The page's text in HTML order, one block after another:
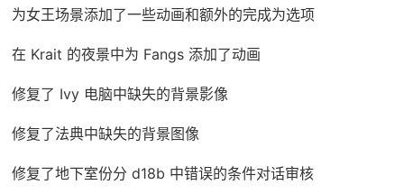
为女王场景添加了一些动画和额外的完成为选项
在 Krait 的夜景中为 Fangs 添加了动画
修复了 Ivy 电脑中缺失的背景影像
修复了法典中缺失的背景图像
修复了地下室份分 d18b 中错误的条件对话审核